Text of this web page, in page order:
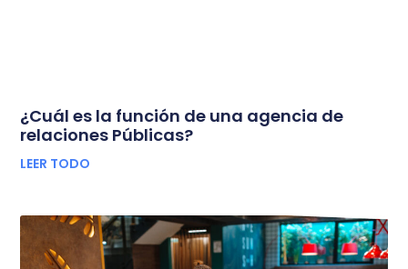
¿Cuál es la función de una agencia de
relaciones Públicas?
LEER TODO